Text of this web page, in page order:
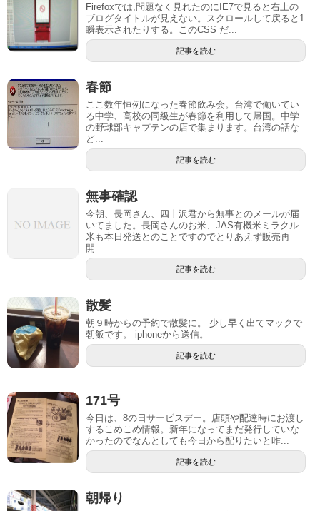
Firefoxでは,問題なく見れたのにIE7で見ると右上の
ブログタイトルが見えない。スクロールして戻ると1
瞬表示されたりする。このCSS だ...
記事を読む
春節
ここ数年恒例になった春節飲み会。台湾で働いてい
る中学、高校の同級生が春節を利用して帰国。中学
の野球部キャプテンの店で集まります。台湾の話な
ど...
記事を読む
無事確認
今朝、長岡さん、四十沢君から無事とのメールが届
いてました。長岡さんのお米、JAS有機米ミラクル
米も本日発送とのことですのでとりあえず販売再
開...
記事を読む
散髪
朝９時からの予約で散髪に。 少し早く出てマックで
朝飯です。 iphoneから送信。
記事を読む
171号
今日は、8の日サービスデー。店頭や配達時にお渡し
するこめこめ情報。新年になってまだ発行していな
かったのでなんとしても今日から配りたいと昨...
記事を読む
朝帰り